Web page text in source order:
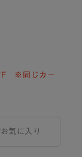
※同じカー
お気に入り